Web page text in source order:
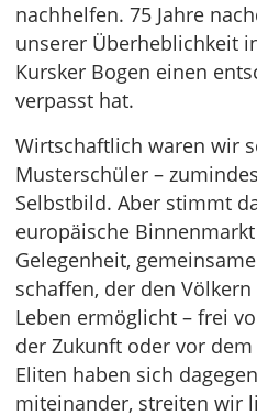
nachhelfen. 75 Jahre
unserer Überheblichkeit
Kursker Bogen einen
verpasst hat.
Wirtschaftlich waren wir
Musterschüler –
Selbstbild. Aber stimmt
europäische
Gelegenheit,
schaffen, der den
Leben ermöglicht – frei
der Zukunft oder vor
Eliten haben sich
miteinander, streiten wir